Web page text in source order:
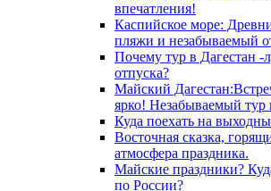
впечатления!
Каспийское море:
пляжи и незабываемый
Почему тур в Дагестан
отпуска?
Майский
ярко! Незабываемый тур
Куда поехать на
Восточная сказка,
атмосфера праздника.
Майские праздники?
по России?